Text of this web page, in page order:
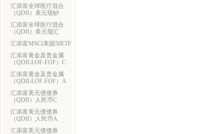
汇添富全球医疗混合
（QDII）美元现钞
汇添富全球医疗混合
（QDII）美元现汇
汇添富MSCI美国50ETF
汇添富黄金及贵金属
（QDII-LOF-FOF）C
汇添富黄金及贵金属
（QDII-LOF-FOF）A
汇添富美元债债券
（QDII）人民币C
汇添富美元债债券
（QDII）人民币A
汇添富美元债债券